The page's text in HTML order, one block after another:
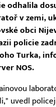
odhalila
v zemi,
obci
policie
Turka,
NOS.
uvedl